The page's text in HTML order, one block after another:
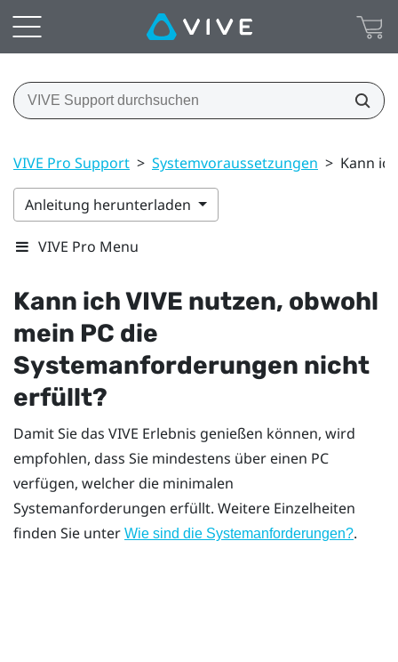
VIVE Pro Support > Systemvoraussetzungen > Kann
Anleitung herunterladen
VIVE Pro Menu
Kann ichVIVE nutzen, obwohl
mein PC die
Systemanforderungen nicht
erfüllt?
Damit Sie das VIVE Erlebnis genießen können, wird
empfohlen, dass Sie mindestens über einen PC
verfügen, welcher die minimalen
Systemanforderungen erfüllt. Weitere Einzelheiten
finden Sie unter Wie sind die Systemanforderungen?.